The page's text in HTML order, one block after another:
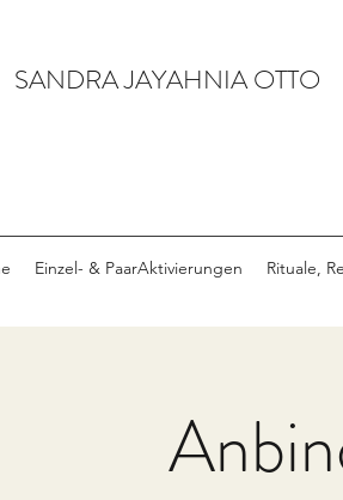
SANDRA JAYAHNIA OTTO
Einzel- & PaarAktivierungen Rituale,